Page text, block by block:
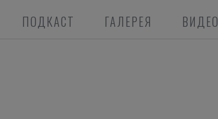
ПОДКАСТ ГАЛЕРЕЯ ВИДЕО